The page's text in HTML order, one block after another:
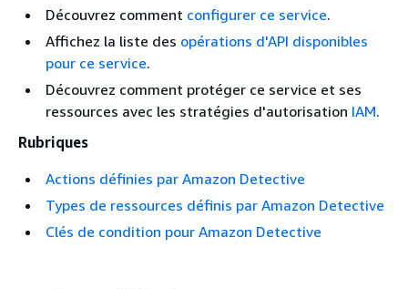
Découvrez comment configurer ce service.
Affichez la liste des opérations d'API disponibles
pour ce service.
Découvrez comment protéger ce service et ses
ressources avec les stratégies d'autorisation IAM.
Rubriques
Actions définies par Amazon Detective
Types de ressources définis par Amazon Detective
Clés de condition pour Amazon Detective